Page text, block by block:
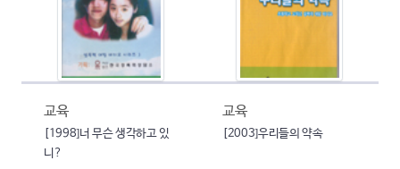
교육
[1998]너 무슨 생각하고 있
니?
교육
[2003]우리들의 약속